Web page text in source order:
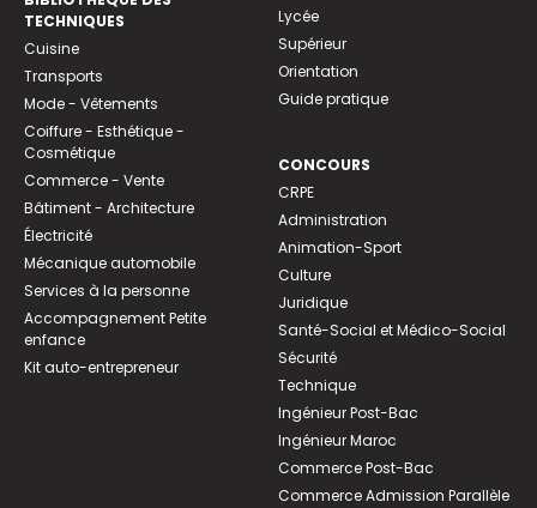
TECHNIQUES
Cuisine
Transports
Mode - Vêtements
Coiffure - Esthétique -
Cosmétique
Commerce - Vente
Bâtiment - Architecture
Électricité
Mécanique automobile
Services à la personne
Accompagnement Petite
enfance
Kit auto-entrepreneur
Lycée
Supérieur
Orientation
Guide pratique
CONCOURS
CRPE
Administration
Animation-Sport
Culture
Juridique
Santé-Social et Médico-Social
Sécurité
Technique
Ingénieur Post-Bac
Ingénieur Maroc
Commerce Post-Bac
Commerce Admission Parallèle